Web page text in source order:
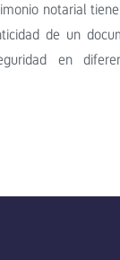
notarial
de un
en